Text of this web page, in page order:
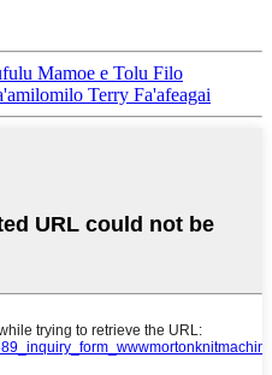
Mamoe e Tolu Filo
Terry Fa'afeagai